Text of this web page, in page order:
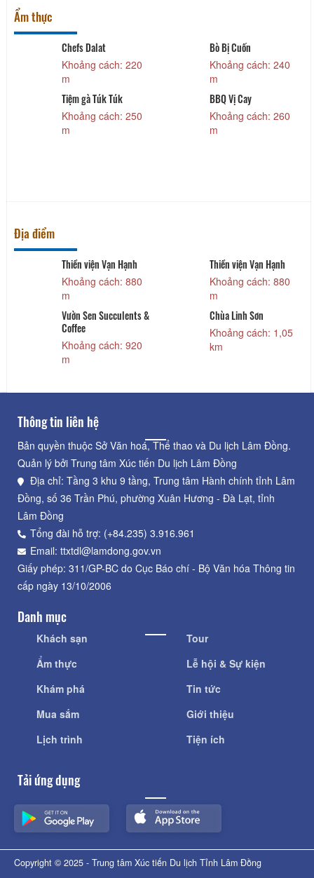
Ẩm thực
Chefs Dalat
Khoảng cách: 220
m
Bò Bị Cuốn
Khoảng cách: 240
m
Tiệm gà Túk Túk
Khoảng cách: 250
m
BBQ Vị Cay
Khoảng cách: 260
m
Địa điểm
Thiền viện Vạn Hạnh
Khoảng cách: 880
m
Thiền viện Vạn Hạnh
Khoảng cách: 880
m
Vườn Sen Succulents &
Coffee
Khoảng cách: 920
m
Chùa Linh Sơn
Khoảng cách: 1,05
km
Thông tin liên hệ
Bản quyền thuộc Sở Văn hoá, Thể thao và Du lịch Lâm Đồng.
Quản lý bởi Trung tâm Xúc tiến Du lịch Lâm Đồng
Địa chỉ: Tầng 3 khu 9 tầng, Trung tâm Hành chính tỉnh Lâm
Đồng, số 36 Trần Phú, phường Xuân Hương - Đà Lạt, tỉnh
Lâm Đồng
Tổng đài hỗ trợ: (+84.235) 3.916.961
Email: ttxtdl@lamdong.gov.vn
Giấy phép: 311/GP-BC do Cục Báo chí - Bộ Văn hóa Thông tin
cấp ngày 13/10/2006
Danh mục
Khách sạn
Ẩm thực
Khám phá
Mua sắm
Lịch trình
Tour
Lễ hội & Sự kiện
Tin tức
Giới thiệu
Tiện ích
Tải ứng dụng
Copyright © 2025 - Trung tâm Xúc tiến Du lịch Tỉnh Lâm Đồng